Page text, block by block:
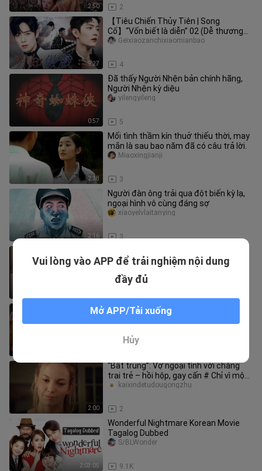
2:50 2
9:27
【Tiêu Chiến Thủy Tiên | Song
Cố】“Vốn biết là diễn” 02 (Dễ thương
hài hước/ Ngọt ngào đau thương chữa
4
Geixiaozanchixiaomianbao
0:57
Đã thấy Người Nhện bản chính hãng,
Người Nhện kỳ diệu
5
yilengyileng
2:38
Mối tình thầm kín thuở thiếu thời, may
mắn là sau bao năm đã có câu trả lời.
3
Miaoxingjianji
2:16
Người đàn ông trải qua đột biến kỳ lạ,
ngoại hình vô cùng đáng sợ
3
xiaoyelvlaitanying
cuối cùng lại giúp chính mình bước lên
“Có một cô em gái ngốc nghếch như
vậy, ngài sẽ ứng phó thế nào?”
2:00
“Bất trung”: Vợ ngoại tình với chàng
trai trẻ – hồi hộp, gay cấn # Chỉ vì một
đoạn mà xem hết cả bộ
2
kaixindetudougongzhu
2:03:05
Wonderful Nightmare Korean Movie
Tagalog Dubbed
9.1K
S/BLWonder
Vui lòng vào APP để trải nghiệm nội dung
đầy đủ
Mở APP/Tải xuống
Hủy